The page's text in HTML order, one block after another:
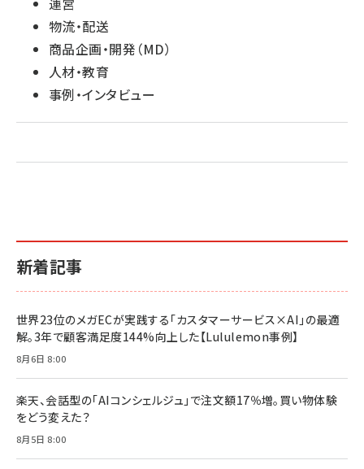
物流・配送
商品企画・開発（MD）
人材・教育
事例・インタビュー
新着記事
世界23位のメガECが実践する「カスタマーサービス×AI」の最適
解。3年で顧客満足度144%向上した【Lululemon事例】
8月6日 8:00
楽天、会話型の「AIコンシェルジュ」で注文額17％増。買い物体験
をどう変えた？
8月5日 8:00